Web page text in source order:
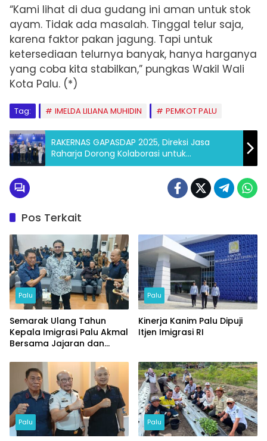
“Kami lihat di dua gudang ini aman untuk stok
ayam. Tidak ada masalah. Tinggal telur saja,
karena faktor pakan jagung. Tapi untuk
ketersediaan telurnya banyak, hanya harganya
yang coba kita stabilkan,” pungkas Wakil Wali
Kota Palu. (*)
Tag: IMELDA LILIANA MUHIDIN PEMKOT PALU
RAKERNAS GAPASDAP 2025, Direksi Jasa
Raharja Dorong Kolaborasi untuk
Transportasi ASDP yang Aman dan
Pos Terkait
Palu
Semarak Ulang Tahun
Kepala Imigrasi Palu Akmal
Bersama Jajaran dan
Palu
Kinerja Kanim Palu Dipuji
Itjen Imigrasi RI
Palu Palu